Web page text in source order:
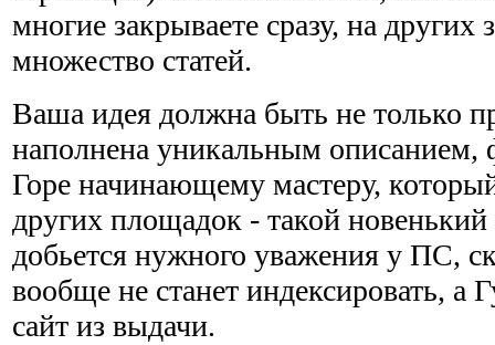
многие закрываете сразу, на других
множество статей.
Ваша идея должна быть не только
наполнена уникальным описанием,
Горе начинающему мастеру,
других площадок - такой новенький
добьется нужного уважения у ПС,
вообще не станет индексировать, а
сайт из выдачи.